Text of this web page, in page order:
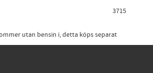
3715
utan bensin i, detta köps separat